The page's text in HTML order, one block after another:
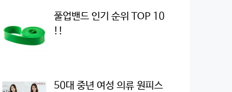
풀업밴드 인기 순위 TOP 10
!!
50대 중년 여성 의류 원피스